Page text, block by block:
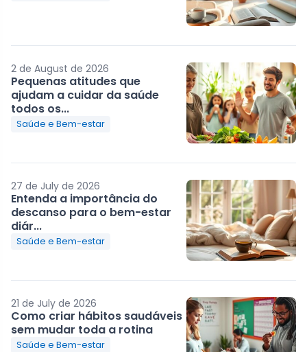
2 de August de 2026
Pequenas atitudes que
ajudam a cuidar da saúde
todos os...
Saúde e Bem-estar
27 de July de 2026
Entenda a importância do
descanso para o bem-estar
diár...
Saúde e Bem-estar
21 de July de 2026
Como criar hábitos saudáveis
sem mudar toda a rotina
Saúde e Bem-estar